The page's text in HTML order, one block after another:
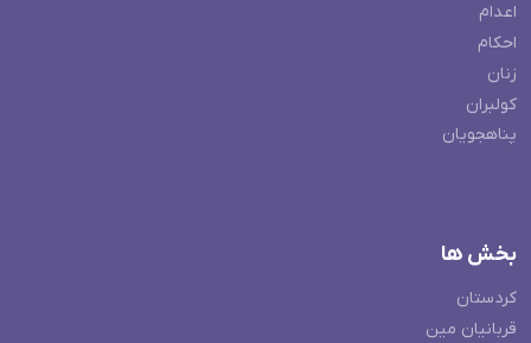
اعدام
احکام
زنان
کولبران
پناهجویان
بخش ها
کردستان
قربانیان مین